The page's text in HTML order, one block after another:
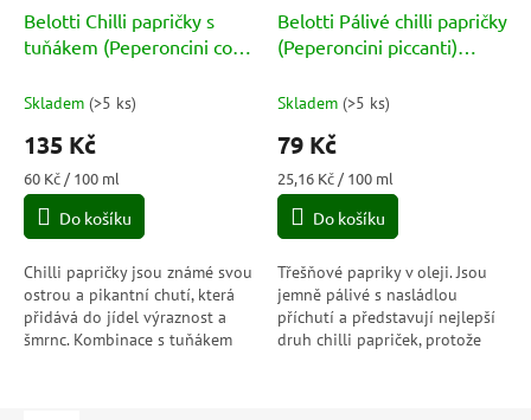
Belotti Chilli papričky s
tuňákem (Peperoncini con
Skladem (>5 ks)
135 Kč
Měrná
cena:
60 Kč / 100 ml
Do košíku
Chilli papričky jsou známé svou
ostrou a pikantní chutí, která
přidává do jídel výraznost a
šmrnc. Kombinace s tuňákem
Belotti Pálivé chilli papričky
(Peperoncini piccanti)
Skladem (>5 ks)
79 Kč
Měrná
cena:
25,16 Kč / 100 ml
Do košíku
Třešňové papriky v oleji. Jsou
jemně pálivé s nasládlou
příchutí a představují nejlepší
druh chilli papriček, protože